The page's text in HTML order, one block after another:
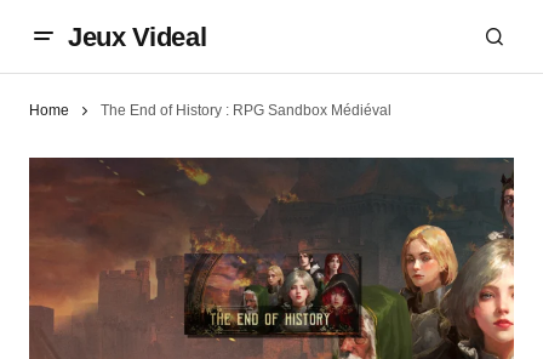
Jeux Videal
Home The End of History : RPG Sandbox Médiéval